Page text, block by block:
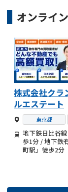
オンライ
株式会社クラ
ルエステート
東京都
地下鉄日比谷
歩1分 / 地下鉄
町駅」徒歩2分